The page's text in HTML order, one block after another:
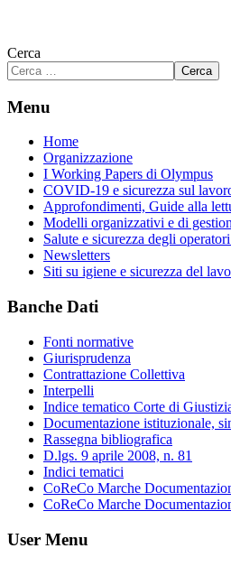
Cerca
Cerca
Menu
Home
Organizzazione
I Working Papers di Olympus
COVID-19 e sicurezza sul
Approfondimenti, Guide alla
Modelli organizzativi e di
Salute e sicurezza degli
Newsletters
Siti su igiene e sicurezza del
Banche Dati
Fonti normative
Giurisprudenza
Contrattazione Collettiva
Interpelli
Indice tematico Corte di
Documentazione istituzionale,
Rassegna bibliografica
D.lgs. 9 aprile 2008, n. 81
Indici tematici
CoReCo Marche
CoReCo Marche
User Menu